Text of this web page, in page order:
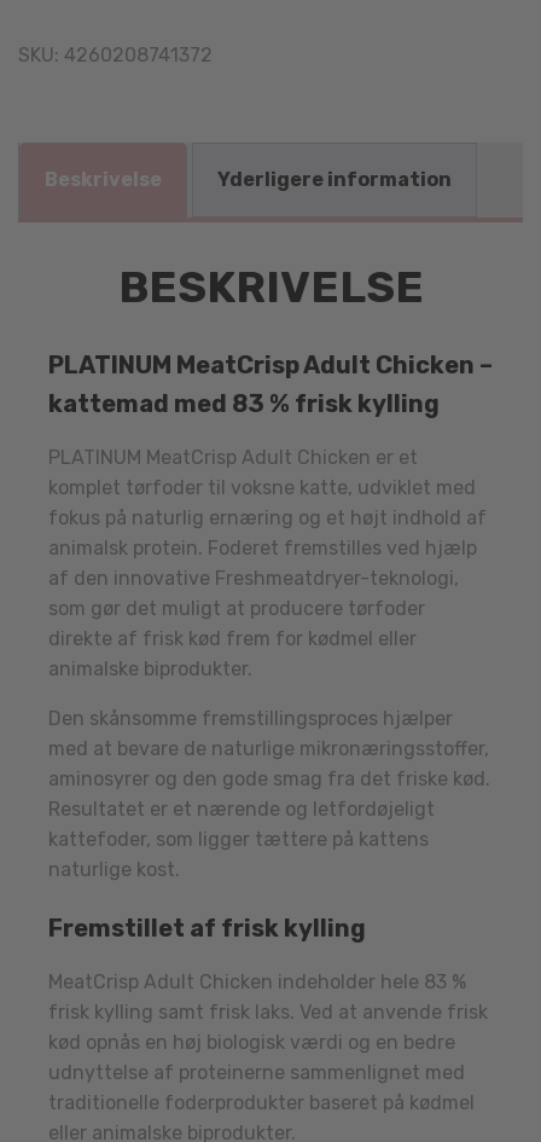
SKU: 4260208741372
Beskrivelse Yderligere information
BESKRIVELSE
PLATINUM MeatCrisp Adult Chicken –
kattemad med 83 % frisk kylling
PLATINUM MeatCrisp Adult Chicken er et
komplet tørfoder til voksne katte, udviklet med
fokus på naturlig ernæring og et højt indhold af
animalsk protein. Foderet fremstilles ved hjælp
af den innovative Freshmeatdryer-teknologi,
som gør det muligt at producere tørfoder
direkte af frisk kød frem for kødmel eller
animalske biprodukter.
Den skånsomme fremstillingsproces hjælper
med at bevare de naturlige mikronæringsstoffer,
aminosyrer og den gode smag fra det friske kød.
Resultatet er et nærende og letfordøjeligt
kattefoder, som ligger tættere på kattens
naturlige kost.
Fremstillet af frisk kylling
MeatCrisp Adult Chicken indeholder hele 83 %
frisk kylling samt frisk laks. Ved at anvende frisk
kød opnås en høj biologisk værdi og en bedre
udnyttelse af proteinerne sammenlignet med
traditionelle foderprodukter baseret på kødmel
eller animalske biprodukter.